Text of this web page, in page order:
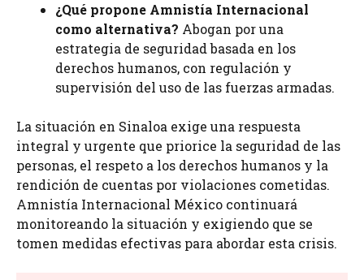
¿Qué propone Amnistía Internacional
como alternativa? Abogan por una
estrategia de seguridad basada en los
derechos humanos, con regulación y
supervisión del uso de las fuerzas armadas.
La situación en Sinaloa exige una respuesta
integral y urgente que priorice la seguridad de las
personas, el respeto a los derechos humanos y la
rendición de cuentas por violaciones cometidas.
Amnistía Internacional México continuará
monitoreando la situación y exigiendo que se
tomen medidas efectivas para abordar esta crisis.